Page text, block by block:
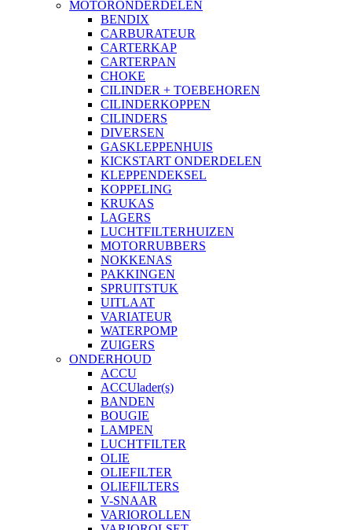
MOTORONDERDELEN
BENDIX
CARBURATEUR
CARTERKAP
CARTERPAN
CHOKE
CILINDER + TOEBEHOREN
CILINDERKOPPEN
CILINDERS
DIVERSEN
GASKLEPPENHUIS
KICKSTART ONDERDELEN
KLEPPENDEKSEL
KOPPELING
KRUKAS
LAGERS
LUCHTFILTERHUIZEN
MOTORRUBBERS
NOKKENAS
PAKKINGEN
SPRUITSTUK
UITLAAT
VARIATEUR
WATERPOMP
ZUIGERS
ONDERHOUD
ACCU
ACCUlader(s)
BANDEN
BOUGIE
LAMPEN
LUCHTFILTER
OLIE
OLIEFILTER
OLIEFILTERS
V-SNAAR
VARIOROLLEN